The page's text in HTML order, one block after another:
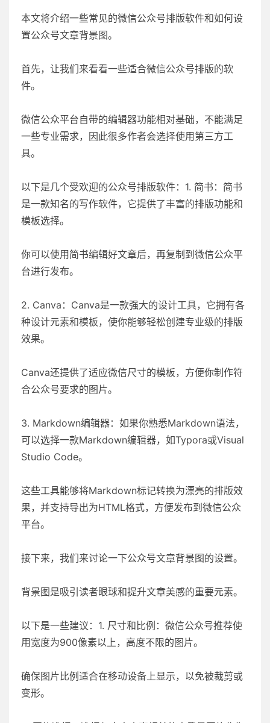
本文将介绍一些常见的微信公众号排版软件和如何设
置公众号文章背景图。
首先，让我们来看看一些适合微信公众号排版的软
件。
微信公众平台自带的编辑器功能相对基础，不能满足
一些专业需求，因此很多作者会选择使用第三方工
具。
以下是几个受欢迎的公众号排版软件：1. 简书：简书
是一款知名的写作软件，它提供了丰富的排版功能和
模板选择。
你可以使用简书编辑好文章后，再复制到微信公众平
台进行发布。
2. Canva：Canva是一款强大的设计工具，它拥有各
种设计元素和模板，使你能够轻松创建专业级的排版
效果。
Canva还提供了适应微信尺寸的模板，方便你制作符
合公众号要求的图片。
3. Markdown编辑器：如果你熟悉Markdown语法，
可以选择一款Markdown编辑器，如Typora或Visual
Studio Code。
这些工具能够将Markdown标记转换为漂亮的排版效
果，并支持导出为HTML格式，方便发布到微信公众
平台。
接下来，我们来讨论一下公众号文章背景图的设置。
背景图是吸引读者眼球和提升文章美感的重要元素。
以下是一些建议：1. 尺寸和比例：微信公众号推荐使
用宽度为900像素以上，高度不限的图片。
确保图片比例适合在移动设备上显示，以免被裁剪或
变形。